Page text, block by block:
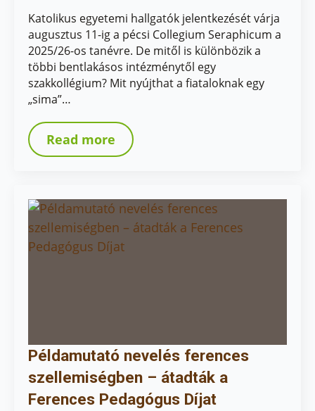
Katolikus egyetemi hallgatók jelentkezését várja
augusztus 11-ig a pécsi Collegium Seraphicum a
2025/26-os tanévre. De mitől is különbözik a
többi bentlakásos intézménytől egy
szakkollégium? Mit nyújthat a fiataloknak egy
„sima”…
Read more
Példamutató nevelés ferences
szellemiségben – átadták a
Ferences Pedagógus Díjat